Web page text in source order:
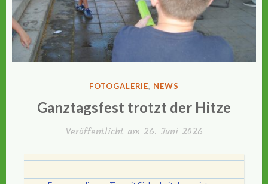
VERÖFFENTLICHT
FOTOGALERIE, NEWS
Ganztagsfest trotzt der Hitze
Veröffentlicht am 26. Juni 2026